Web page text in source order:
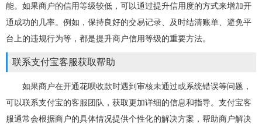
能。如果商户的信用等级较低，可以通过提升信用度的方式来增加开
通成功的几率。例如，保持良好的交易记录、及时结清账单、避免平
台上的违规行为等，都是提升商户信用等级的重要方法。
联系支付宝客服获取帮助
如果商户在开通花呗收款时遇到审核未通过或系统错误等问题，
可以联系支付宝的客服团队，获取更加详细的信息和指导。支付宝客
服通常会根据商户的具体情况提供个性化的解决方案，帮助商户解决